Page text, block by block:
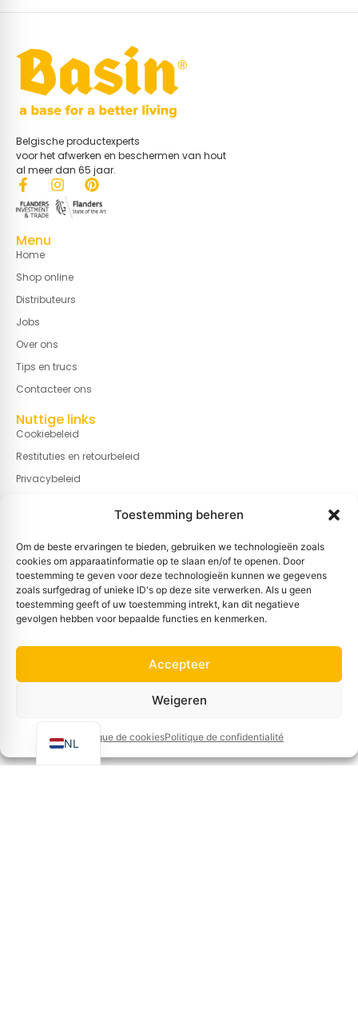
Toestemming beheren
Om de beste ervaringen te bieden, gebruiken we technologieën zoals
cookies om apparaatinformatie op te slaan en/of te openen. Door
toestemming te geven voor deze technologieën kunnen we gegevens
zoals surfgedrag of unieke ID's op deze site verwerken. Als u geen
toestemming geeft of uw toestemming intrekt, kan dit negatieve
gevolgen hebben voor bepaalde functies en kenmerken.
Accepteer
Weigeren
Politique de cookiesPolitique de confidentialité
Belgische productexperts
voor het afwerken en beschermen van hout
al meer dan 65 jaar.
Menu
Home
Shop online
Distributeurs
Jobs
Over ons
Tips en trucs
Contacteer ons
Nuttige links
Cookiebeleid
Restituties en retourbeleid
Privacybeleid
Juridische informatie
Cookiebeleid (EU)
Cookies beheren
Informatie
Gravestraat 7A, B-8750 Wingene, BELGIË
Meld je aan om ons laatste nieuws en speciale
aanbiedingen te ontvangen!
NL